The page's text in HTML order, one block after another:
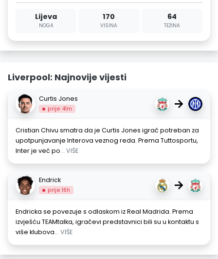
Lijeva
NOGA
170
VISINA
64
TEŽINA
Liverpool: Najnovije vijesti
Curtis Jones
prije 41m →
Cristian Chivu smatra da je Curtis Jones igrač potreban za
upotpunjavanje Interova veznog reda. Prema Tuttosportu,
Inter je već po... VIŠE
Endrick
prije 16h →
Endricka se povezuje s odlaskom iz Real Madrida. Prema
izvješću TEAMtalka, igračevi predstavnici bili su u kontaktu s
više klubova... VIŠE